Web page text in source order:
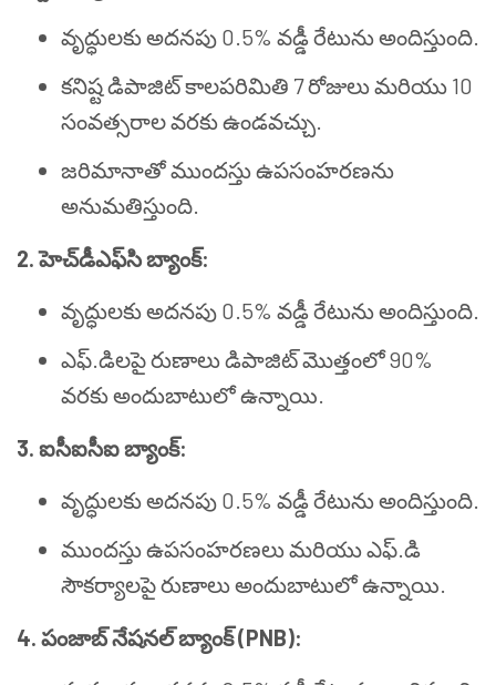
వృద్ధులకు అదనపు 0.5% వడ్డీ రేటును అందిస్తుంది.
కనిష్ట డిపాజిట్ కాలపరిమితి 7 రోజులు మరియు 10
సంవత్సరాల వరకు ఉండవచ్చు.
జరిమానాతో ముందస్తు ఉపసంహరణను
అనుమతిస్తుంది.
2. హెచ్‌డీఎఫ్‌సి బ్యాంక్:
వృద్ధులకు అదనపు 0.5% వడ్డీ రేటును అందిస్తుంది.
ఎఫ్.డిలపై రుణాలు డిపాజిట్ మొత్తంలో 90%
వరకు అందుబాటులో ఉన్నాయి.
3. ఐసీఐసీఐ బ్యాంక్:
వృద్ధులకు అదనపు 0.5% వడ్డీ రేటును అందిస్తుంది.
ముందస్తు ఉపసంహరణలు మరియు ఎఫ్.డి
సౌకర్యాలపై రుణాలు అందుబాటులో ఉన్నాయి.
4. పంజాబ్ నేషనల్ బ్యాంక్ (PNB):